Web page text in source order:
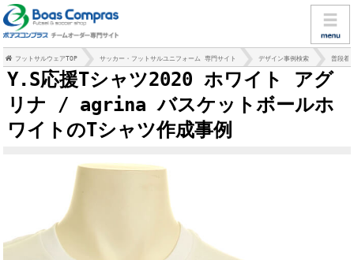
フットサルウェアTOP サッカー・フットサルユニフォーム 専門サイト デザイン事例検索 普段着
Y.S応援Tシャツ2020 ホワイト アグ
リナ / agrina バスケットボールホ
ワイトのTシャツ作成事例